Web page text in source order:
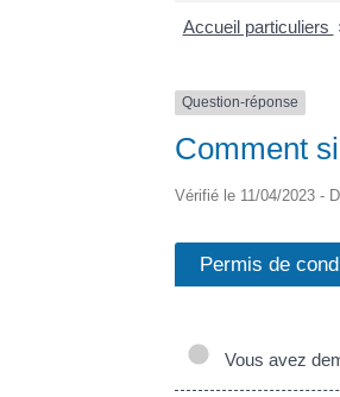
Accueil particuliers
Question-réponse
Comment
Vérifié le 11/04/2023 -
Permis de
Vous avez